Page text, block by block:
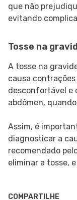
que não
evitando
Tosse na
A tosse na
causa
desconfortável e
abdômen,
Assim, é
diagnosticar a
recomendado
eliminar a tosse,
COMPARTILHE